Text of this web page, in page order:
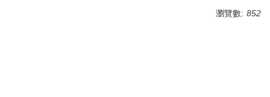
瀏覽數: 852